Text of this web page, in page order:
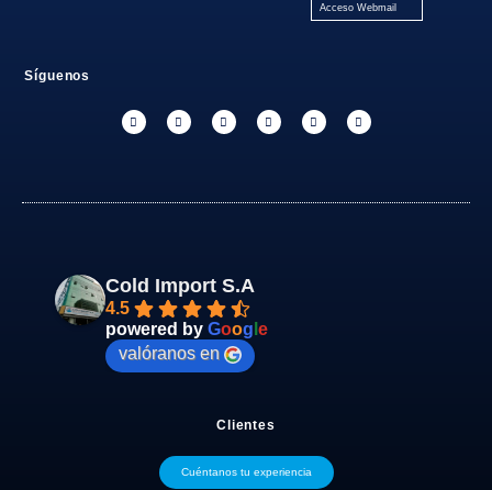
Acceso Webmail
Síguenos
Cold Import S.A
4.5
powered by Goog e
valóranos en
Clientes
Cuéntanos tu experiencia